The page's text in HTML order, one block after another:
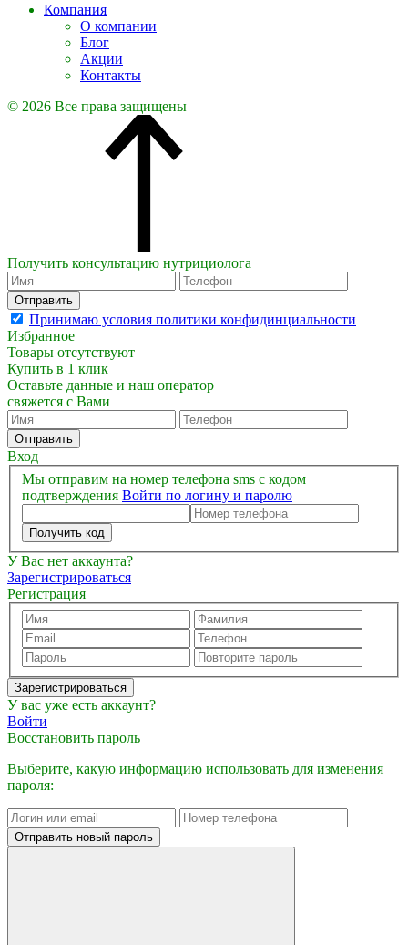
Компания
О компании
Блог
Акции
Контакты
© 2026 Все права защищены
Получить консультацию нутрициолога
Отправить
Принимаю условия политики конфидинциальности
Избранное
Товары отсутствуют
Купить в 1 клик
Оставьте данные и наш оператор
свяжется с Вами
Отправить
Вход
Мы отправим на номер телефона sms с кодом
подтверждения Войти по логину и паролю
Получить код
У Вас нет аккаунта?
Зарегистрироваться
Регистрация
Зарегистрироваться
У вас уже есть аккаунт?
Войти
Восстановить пароль
Выберите, какую информацию использовать для изменения
пароля:
Отправить новый пароль